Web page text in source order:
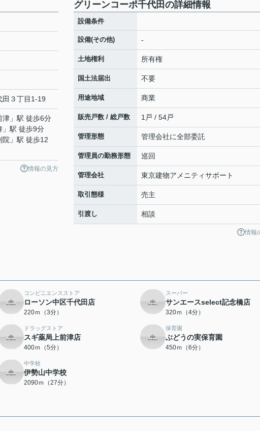
田 ３丁目1-19
津 」駅 徒歩6分
」駅 徒歩9分
院 」駅 徒歩12
情報の見方
グリーンコーポ千代田の詳細情報
設備条件
設備(その他) -
土地権利 所有権
国土法届出 不要
用途地域 商業
販売戸数 / 総戸数 1戸 / 54戸
管理形態 管理会社に全部委託
管理員の勤務形態 巡回
管理会社 東京建物アメニティサポート
取引態様 売主
引渡し 相談
情報
コンビニエンスストア
ローソン中区千代田店
220ｍ（3分）
スーパー
サンエースselect記念橋店
320ｍ（4分）
ドラッグストア
スギ薬局上前津店
400ｍ（5分）
保育園
ぶどうの実保育園
450ｍ（6分）
中学校
伊勢山中学校
2090ｍ（27分）